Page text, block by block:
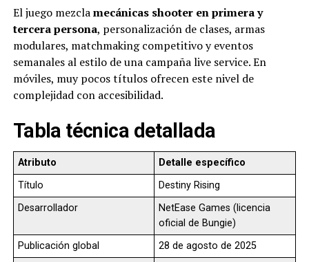
El juego mezclamecánicas shooter en primera y
tercera persona, personalización de clases, armas
modulares, matchmaking competitivo y eventos
semanales al estilo de una campaña live service. En
móviles, muy pocos títulos ofrecen este nivel de
complejidad con accesibilidad.
Tabla técnica detallada
Atributo
Detalle específico
Título
Destiny Rising
Desarrollador
NetEase Games (licencia
oficial de Bungie)
Publicación global
28 de agosto de 2025